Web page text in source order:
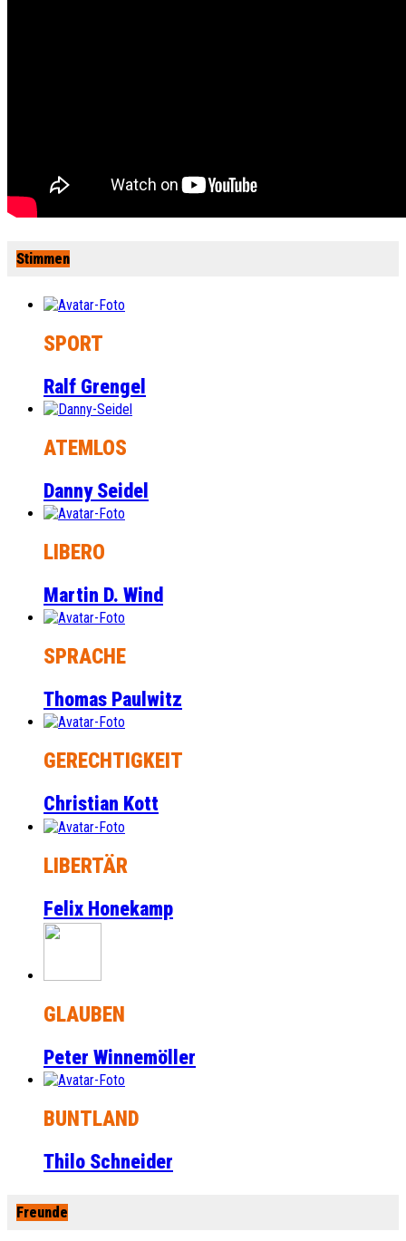
Stimmen
SPORT
Ralf Grengel
ATEMLOS
Danny Seidel
LIBERO
Martin D. Wind
SPRACHE
Thomas Paulwitz
GERECHTIGKEIT
Christian Kott
LIBERTÄR
Felix Honekamp
GLAUBEN
Peter Winnemöller
BUNTLAND
Thilo Schneider
Freunde